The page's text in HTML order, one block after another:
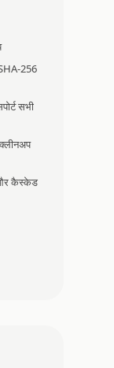
256
सभी
और कैस्केड